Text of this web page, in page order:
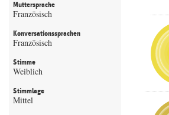
Muttersprache
Französisch
Konversationssprachen
Französisch
Stimme
Weiblich
Stimmlage
Mittel